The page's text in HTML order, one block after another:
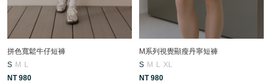
拼色寬鬆牛仔短褲
S M L
NT 980
M系列視覺顯瘦丹寧短褲
S M L XL
NT 980